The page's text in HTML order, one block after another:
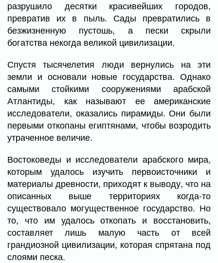
разрушило десятки красивейших городов,
превратив их в пыль. Сады превратились в
безжизненную пустошь, а пески скрыли
богатства некогда великой цивилизации.
Спустя тысячелетия люди вернулись на эти
земли и основали новые государства. Однако
самыми стойкими сооружениями арабской
Атлантиды, как называют ее американские
исследователи, оказались пирамиды. Они были
первыми откопаны египтянами, чтобы возродить
утраченное величие.
Востоковеды и исследователи арабского мира,
которым удалось изучить первоисточники и
материалы древности, приходят к выводу, что на
описанных выше территориях когда-то
существовало могущественное государство. Но
то, что им удалось откопать и восстановить,
составляет лишь малую часть от всей
грандиозной цивилизации, которая спрятана под
слоями песка.